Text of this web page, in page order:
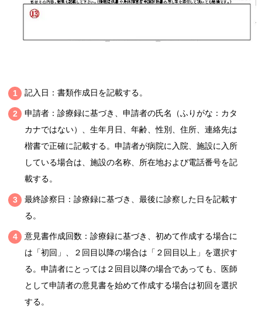
記入日：書類作成日を記載する。
申請者：診療録に基づき、申請者の氏名（ふりがな：カタ
カナではない）、生年月日、年齢、性別、住所、連絡先は
楷書で正確に記載する。申請者が病院に入院、施設に入所
している場合は、施設の名称、所在地および電話番号を記
載する。
最終診察日：診療録に基づき、最後に診察した日を記載す
る。
意見書作成回数：診療録に基づき、初めて作成する場合に
は「初回」、２回目以降の場合は「２回目以上」を選択す
る。申請者にとっては２回目以降の場合であっても、医師
として申請者の意見書を始めて作成する場合は初回を選択
する。